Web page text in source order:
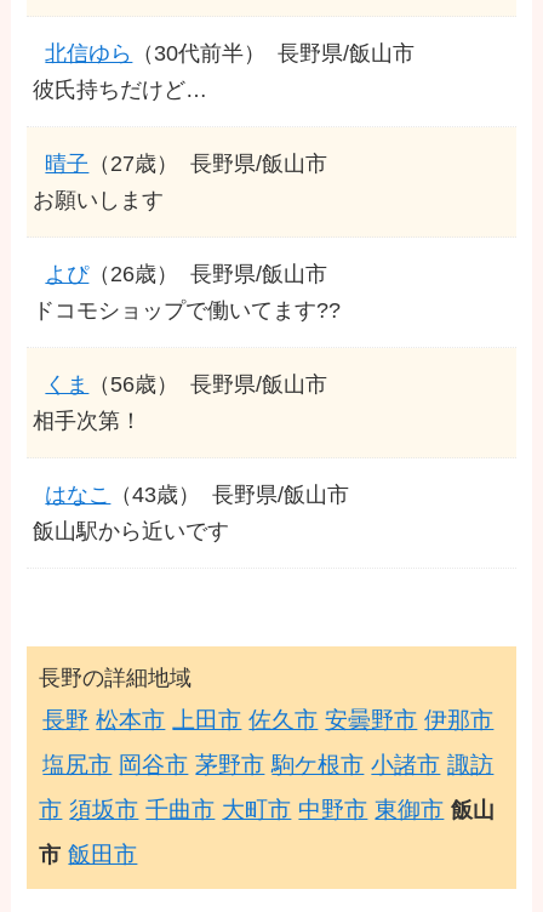
北信ゆら （30代前半）
長野県/飯山市
彼氏持ちだけど…
晴子 （27歳）
長野県/飯山市
お願いします
よぴ（26歳）
長野県/飯山市
ドコモショップで働いてます??
くま （56歳）
長野県/飯山市
相手次第！
はなこ （43歳）
長野県/飯山市
飯山駅から近いです
長野の詳細地域
長野 松本市 上田市 佐久市 安曇野市 伊那市
塩尻市 岡谷市 茅野市 駒ケ根市 小諸市 諏訪
市 須坂市 千曲市 大町市 中野市 東御市 飯山
市 飯田市